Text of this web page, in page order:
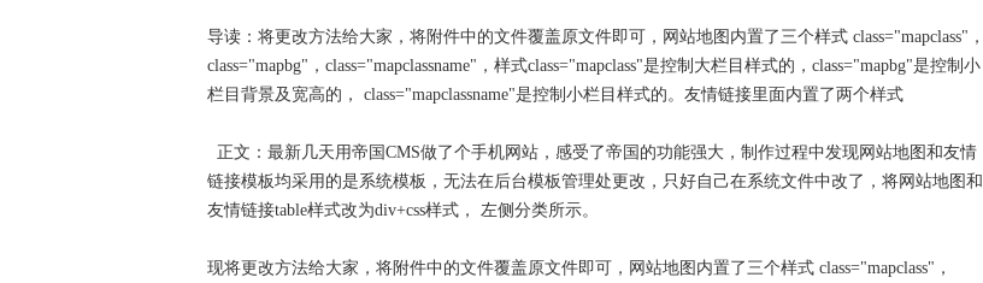
导读：将更改方法给大家，将附件中的文件覆盖原文件即可，网站地图内置了三个样式 class="mapclass"，
class="mapbg"，class="mapclassname"，样式class="mapclass"是控制大栏目样式的，class="mapbg"是控制小
栏目背景及宽高的， class="mapclassname"是控制小栏目样式的。友情链接里面内置了两个样式
正文：最新几天用帝国CMS做了个手机网站，感受了帝国的功能强大，制作过程中发现网站地图和友情
链接模板均采用的是系统模板，无法在后台模板管理处更改，只好自己在系统文件中改了，将网站地图和
友情链接table样式改为div+css样式， 左侧分类所示。
现将更改方法给大家，将附件中的文件覆盖原文件即可，网站地图内置了三个样式 class="mapclass"，